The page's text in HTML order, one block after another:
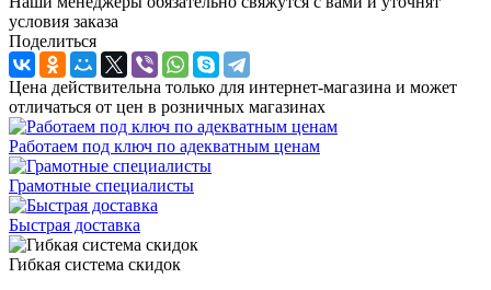
условия заказа
Поделиться
Цена действительна только для интернет-магазина и может
отличаться от цен в розничных магазинах
Работаем под ключ по адекватным ценам
Грамотные специалисты
Быстрая доставка
Гибкая система скидок